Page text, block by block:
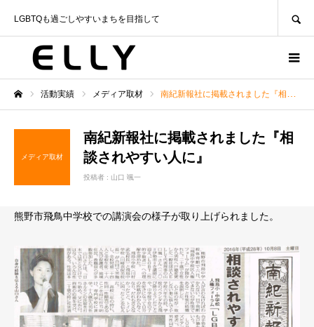
LGBTQも過ごしやすいまちを目指して
活動実績 メディア取材 南紀新報社に掲載されました『相談されやすい人に』
メディア取材
南紀新報社に掲載されました『相
談されやすい人に』
投稿者 : 山口 颯一
熊野市飛鳥中学校での講演会の様子が取り上げられました。